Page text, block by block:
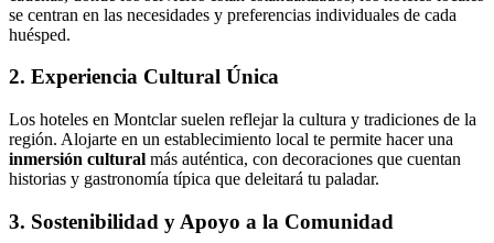
se centran en las necesidades y preferencias individuales de cada
huésped.
2. Experiencia Cultural Única
Los hoteles en Montclar suelen reflejar la cultura y tradiciones de la
región. Alojarte en un establecimiento local te permite hacer una
inmersión cultural más auténtica, con decoraciones que cuentan
historias y gastronomía típica que deleitará tu paladar.
3. Sostenibilidad y Apoyo a la Comunidad